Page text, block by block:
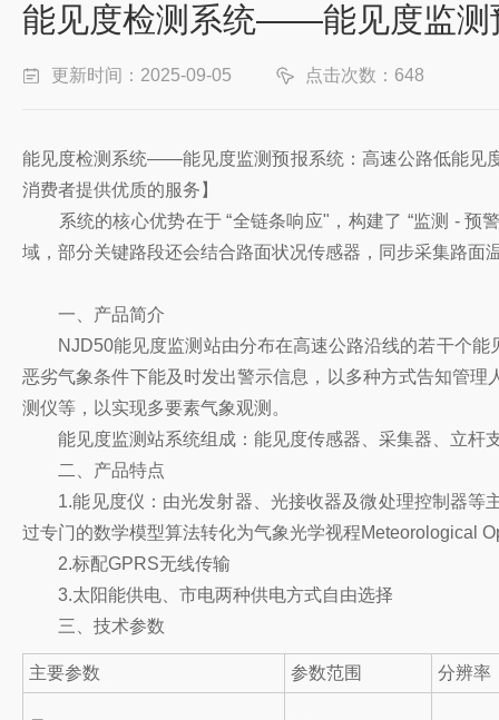
能见度检测系统——能见度监测
更新时间：2025-09-05 点击次数：648
能见度检测系统——能见度监测预报系统：高速公路低能见
消费者提供优质的服务】
系统的核心优势在于 “全链条响应"，构建了 “监测 - 预
域，部分关键路段还会结合路面状况传感器，同步采集路面
一、产品简介
NJD50能见度监测站由分布在高速公路沿线的若干个能
恶劣气象条件下能及时发出警示信息，以多种方式告知管
测仪等，以实现多要素气象观测。
能见度监测站系统组成：能见度传感器、采集器、立杆
二、产品特点
1.能见度仪：由光发射器、光接收器及微处理控制器等
过专门的数学模型算法转化为气象光学视程Meteorological
2.标配GPRS无线传输
3.太阳能供电、市电两种供电方式自由选择
三、技术参数
主要参数 参数范围 分辨率